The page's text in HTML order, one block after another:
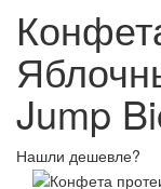
Jump
Нашли дешевле?